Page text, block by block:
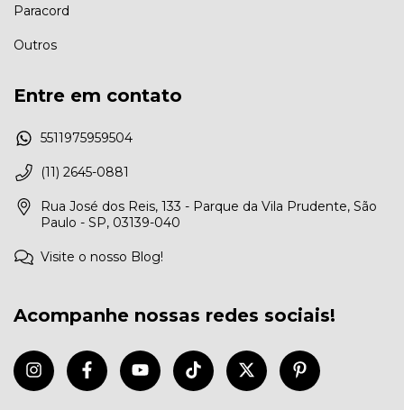
Paracord
Outros
Entre em contato
5511975959504
(11) 2645-0881
Rua José dos Reis, 133 - Parque da Vila Prudente, São
Paulo - SP, 03139-040
Visite o nosso Blog!
Acompanhe nossas redes sociais!